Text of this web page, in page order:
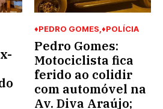
♦PEDRO GOMES ♦POLÍCIA
Pedro Gomes:
Motociclista fica
ferido ao colidir
com automóvel na
Av. Diva Araújo;